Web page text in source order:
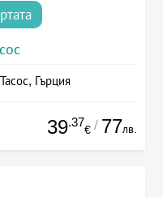
Гърция
39.37
€ / 77лв.